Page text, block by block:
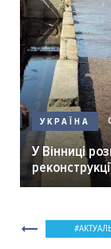
УКРАЇНА
У Вінниці
мер Вінниці.